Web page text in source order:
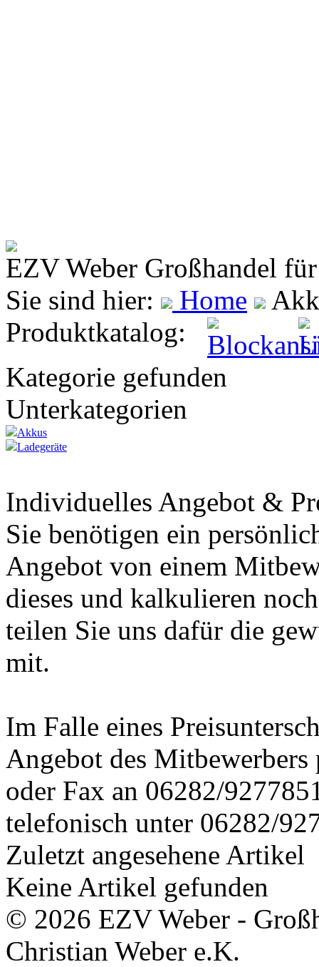
EZV Weber Großhandel
Sie sind hier:
Home
Produktkatalog:
Kategorie gefunden
Unterkategorien
Akkus
Ladegeräte
Individuelles Angebot &
Sie benötigen ein
Angebot von einem
dieses und kalkulieren
teilen Sie uns dafür die
mit.
Im Falle eines
Angebot des
oder Fax an 06282/
telefonisch unter 06282/
Zuletzt angesehene Artikel
Keine Artikel gefunden
© 2026 EZV Weber -
Christian Weber e.K.